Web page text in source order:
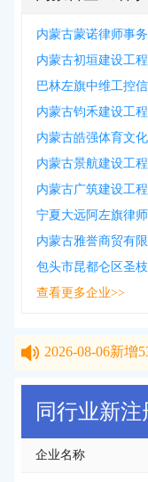
内蒙古蒙诺律师事
内蒙古初垣建设工
巴林左旗中维工控
内蒙古钧禾建设工
内蒙古皓强体育文
内蒙古景航建设工
内蒙古广筑建设工
宁夏大远阿左旗律
内蒙古雅誉商贸有限
包头市昆都仑区圣
查看更多企业>>
新增
同行业新
企业名称